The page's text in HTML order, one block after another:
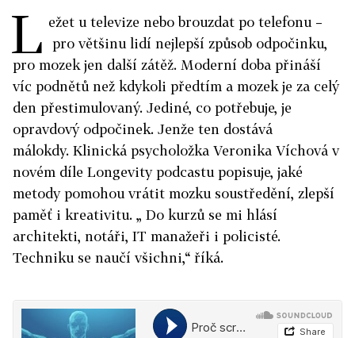
L ežet u televize nebo brouzdat po telefonu –
pro většinu lidí nejlepší způsob odpočinku,
pro mozek jen další zátěž. Moderní doba přináší
víc podnětů než kdykoli předtím a mozek je za celý
den přestimulovaný. Jediné, co potřebuje, je
opravdový odpočinek. Jenže ten dostává
málokdy. Klinická psycholožka Veronika Víchová v
novém díle Longevity podcastu popisuje, jaké
metody pomohou vrátit mozku soustředění, zlepší
paměť i kreativitu. „ Do kurzů se mi hlásí
architekti, notáři, IT manažeři i policisté.
Techniku se naučí všichni,“ říká.